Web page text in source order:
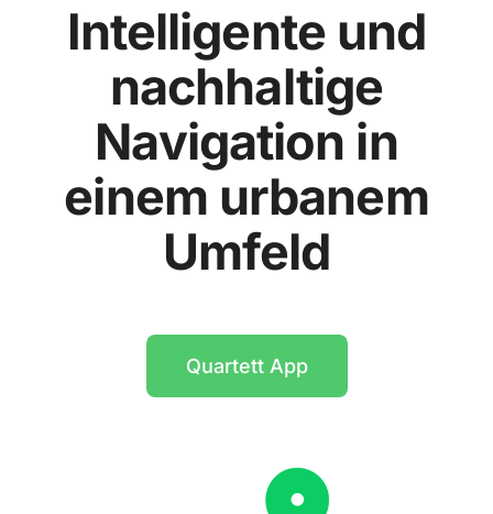
Intelligente und
nachhaltige
Navigation in
einem urbanem
Umfeld
Quartett App